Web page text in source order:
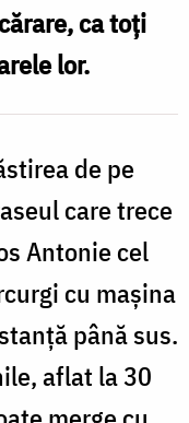
ca toți
lor.
de pe
care trece
Antonie cel
cu mașina
până sus.
aflat la 30